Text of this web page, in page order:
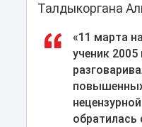
Талдыкоргана
«11 марта
ученик
обратилась